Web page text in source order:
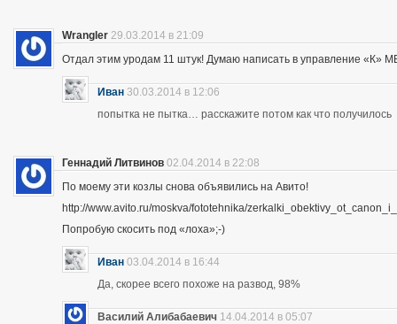
Wrangler 29.03.2014 в 21:09
Отдал этим уродам 11 штук! Думаю написать в управление «К»
Иван 30.03.2014 в 12:06
попытка не пытка… расскажите потом как что получилось
Геннадий Литвинов 02.04.2014 в 22:08
По моему эти козлы снова объявились на Авито!
http://www.avito.ru/moskva/fototehnika/
Попробую скосить под «лоха»;-)
Иван 03.04.2014 в 16:44
Да, скорее всего похоже на развод, 98%
Василий Алибабаевич 14.04.2014 в 05:07